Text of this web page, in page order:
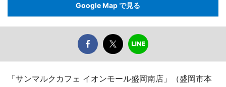
Google Map で見る
「サンマルクカフェ イオンモール盛岡南店」（盛岡市本